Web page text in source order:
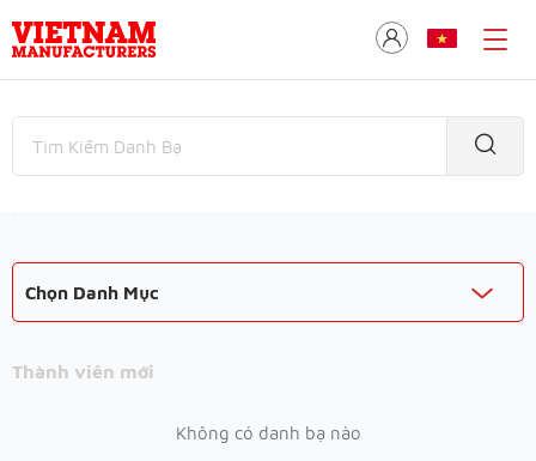
Chọn Danh Mục
Thành viên mới
Không có danh bạ nào